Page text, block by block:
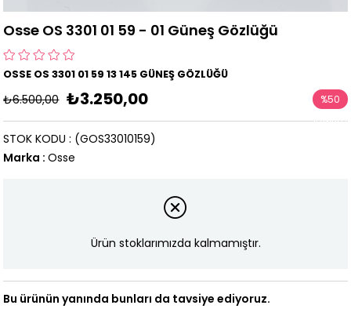
Osse OS 3301 01 59 - 01 Güneş Gözlüğü
OSSE OS 3301 01 59 13 145 GÜNEŞ GÖZLÜĞÜ
₺6.500,00 ₺3.250,00 %50
İndirim
(GOS33010159)
STOK KODU
Marka : Osse
Ürün stoklarımızda kalmamıştır.
Bu ürünün yanında bunları da tavsiye ediyoruz.